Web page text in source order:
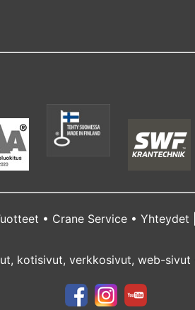
• Crane Service• Yhteydet